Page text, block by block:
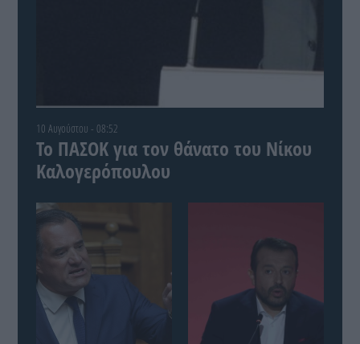
10 Αυγούστου - 08:52
Το ΠΑΣΟΚ για τον θάνατο του Νίκου
Καλογερόπουλου